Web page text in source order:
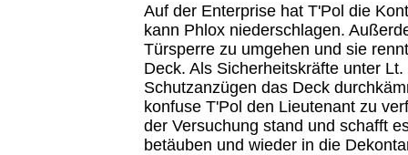
Auf der Enterprise hat T'Pol die
kann Phlox niederschlagen.
Türsperre zu umgehen und sie
Deck. Als Sicherheitskräfte unter
Schutzanzügen das Deck
konfuse T'Pol den Lieutenant zu
der Versuchung stand und schafft
betäuben und wieder in die